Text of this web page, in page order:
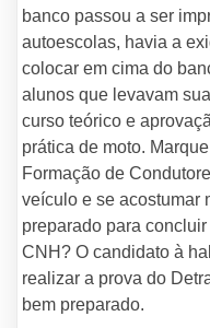
banco passou a ser
autoescolas, havia a
colocar em cima do
alunos que levavam
curso teórico e
prática de moto.
Formação de
veículo e se acostumar
preparado para
CNH? O candidato à
realizar a prova do
bem preparado.